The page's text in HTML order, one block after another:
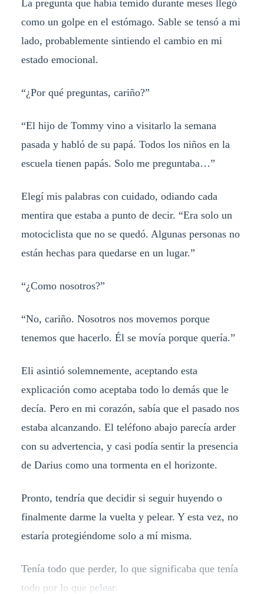
La pregunta que había temido durante meses llegó
como un golpe en el estómago. Sable se tensó a mi
lado, probablemente sintiendo el cambio en mi
estado emocional.
“¿Por qué preguntas, cariño?”
“El hijo de Tommy vino a visitarlo la semana
pasada y habló de su papá. Todos los niños en la
escuela tienen papás. Solo me preguntaba…”
Elegí mis palabras con cuidado, odiando cada
mentira que estaba a punto de decir. “Era solo un
motociclista que no se quedó. Algunas personas no
están hechas para quedarse en un lugar.”
“¿Como nosotros?”
“No, cariño. Nosotros nos movemos porque
tenemos que hacerlo. Él se movía porque quería.”
Eli asintió solemnemente, aceptando esta
explicación como aceptaba todo lo demás que le
decía. Pero en mi corazón, sabía que el pasado nos
estaba alcanzando. El teléfono abajo parecía arder
con su advertencia, y casi podía sentir la presencia
de Darius como una tormenta en el horizonte.
Pronto, tendría que decidir si seguir huyendo o
finalmente darme la vuelta y pelear. Y esta vez, no
estaría protegiéndome solo a mí misma.
Tenía todo que perder, lo que significaba que tenía
todo por lo que pelear.​​​​​​​​​​​​​​​​